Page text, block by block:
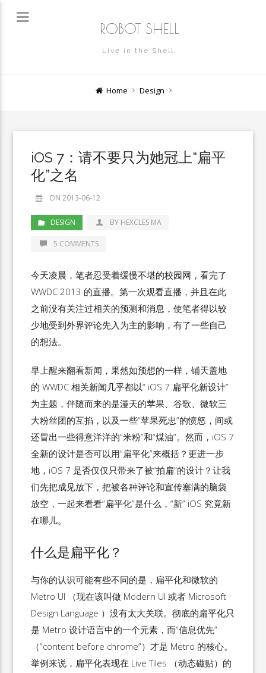
ROBOT SHELL
Live in the Shell.
Home Design
iOS 7：请不要只为她冠上“扁平
化”之名
ON 2013-06-12
DESIGN BY HEXCLES MA
5 COMMENTS
今天凌晨，笔者忍受着缓慢不堪的校园网，看完了
WWDC 2013 的直播。第一次观看直播，并且在此
之前没有关注过相关的预测和消息，使笔者得以较
少地受到外界评论先入为主的影响，有了一些自己
的想法。
早上醒来翻看新闻，果然如预想的一样，铺天盖地
的 WWDC 相关新闻几乎都以“ iOS 7 扁平化新设计”
为主题，伴随而来的是漫天的苹果、谷歌、微软三
大粉丝团的互掐，以及一些“苹果死忠”的愤怒，间或
还冒出一些得意洋洋的“米粉”和“煤油”。然而，iOS 7
全新的设计是否可以用“扁平化”来概括？更进一步
地，iOS 7 是否仅仅只带来了被“拍扁”的设计？让我
们先把成见放下，把被各种评论和宣传塞满的脑袋
放空，一起来看看“扁平化”是什么，“新” iOS 究竟新
在哪儿。
什么是扁平化？
与你的认识可能有些不同的是，扁平化和微软的
Metro UI （现在该叫做 Modern UI 或者 Microsoft
Design Language ）没有太大关联。彻底的扁平化只
是 Metro 设计语言中的一个元素，而“信息优先”
（“content before chrome”）才是 Metro 的核心。
举例来说，扁平化表现在 Live Tiles （动态磁贴）的